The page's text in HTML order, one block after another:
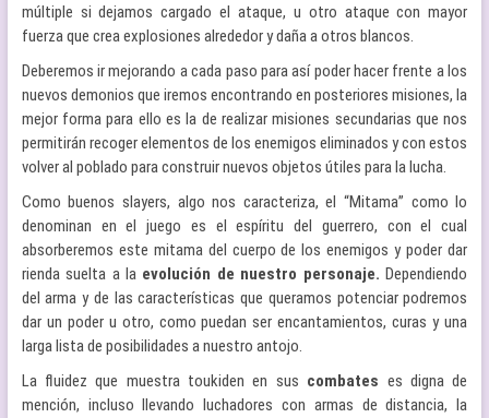
múltiple si dejamos cargado el ataque, u otro ataque con mayor
fuerza que crea explosiones alrededor y daña a otros blancos.
Deberemos ir mejorando a cada paso para así poder hacer frente a los
nuevos demonios que iremos encontrando en posteriores misiones, la
mejor forma para ello es la de realizar misiones secundarias que nos
permitirán recoger elementos de los enemigos eliminados y con estos
volver al poblado para construir nuevos objetos útiles para la lucha.
Como buenos slayers, algo nos caracteriza, el “Mitama” como lo
denominan en el juego es el espíritu del guerrero, con el cual
absorberemos este mitama del cuerpo de los enemigos y poder dar
rienda suelta a la evolución de nuestro personaje. Dependiendo
del arma y de las características que queramos potenciar podremos
dar un poder u otro, como puedan ser encantamientos, curas y una
larga lista de posibilidades a nuestro antojo.
La fluidez que muestra toukiden en sus combates es digna de
mención, incluso llevando luchadores con armas de distancia, la